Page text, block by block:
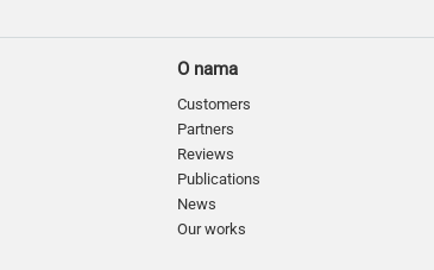
O nama
Customers
Partners
Reviews
Publications
News
Our works